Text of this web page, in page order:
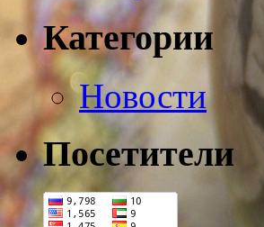
Категории
Новости
Посетители